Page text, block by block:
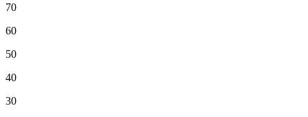
70
60
50
40
30